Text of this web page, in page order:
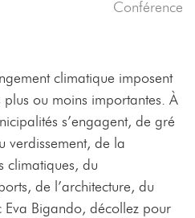
Conférence
climatique imposent
ou moins importantes. À
s’engagent, de gré
verdissement, de la
climatiques, du
de l’architecture, du
Bigando, décollez pour